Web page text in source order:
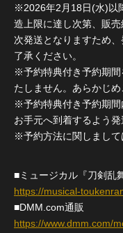
※2026年2月18日(水)以
造上限に達し次第、販
次発送となりますため
了承ください。
※予約特典付き予約期
たしません。あらかじめ
※予約特典付き予約期間
お手元へ到着するよう
※予約方法に関しまして
■ミュージカル『刀剣乱
https://musical-
■DMM.com通販
https://www.dmm.com/